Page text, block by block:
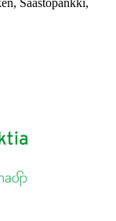
Säästöpankki,